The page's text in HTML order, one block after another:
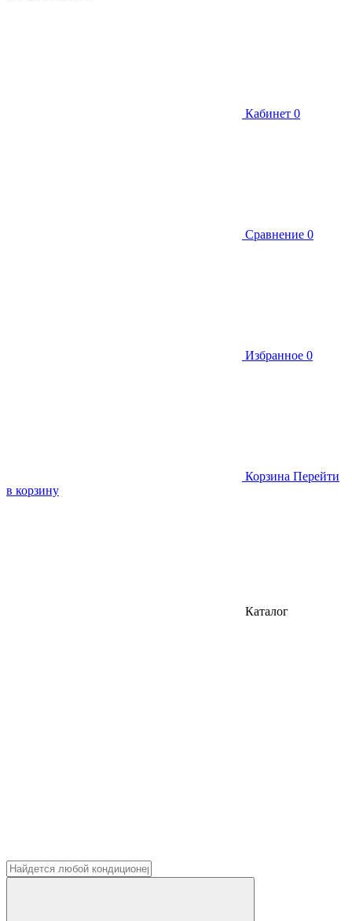
Кабинет 0
Сравнение 0
Избранное 0
Корзина Перейти
в корзину
Каталог